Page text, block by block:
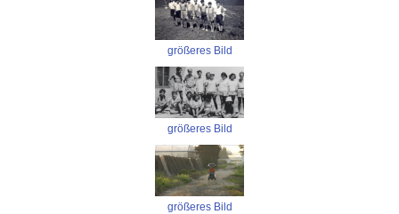
größeres Bild
größeres Bild
größeres Bild